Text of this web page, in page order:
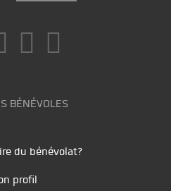
BÉNÉVOLES
du bénévolat?
profil